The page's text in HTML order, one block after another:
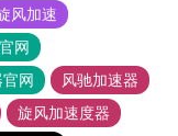
风加速
网
网
风驰加速器
旋风加速度器